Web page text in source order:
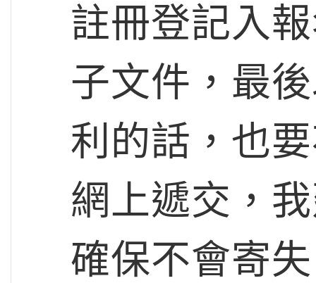
註冊登記入
子文件，最
利的話，也
網上遞交，
確保不會寄